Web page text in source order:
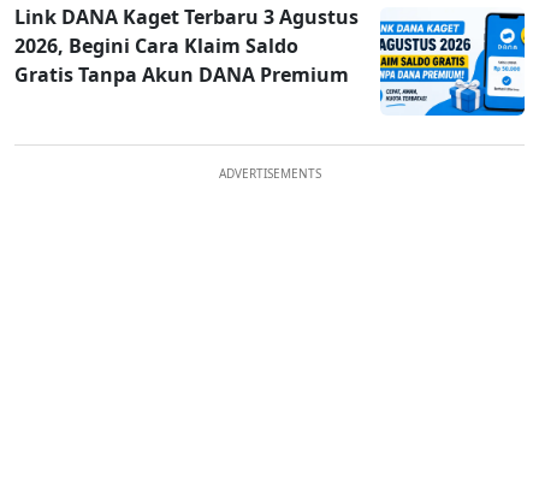
Link DANA Kaget Terbaru 3 Agustus
2026, Begini Cara Klaim Saldo
Gratis Tanpa Akun DANA Premium
ADVERTISEMENTS